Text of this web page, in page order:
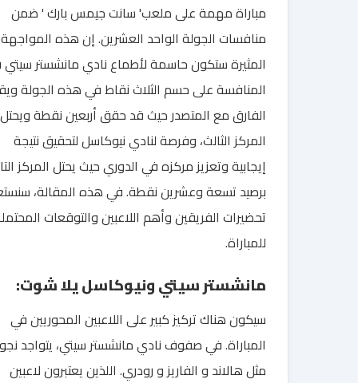
مباراة مهمة على ملعب' سانت جيمس بارك ' ضمن
منافسات الجولة الواحد العشرين. إن هذه المواجهة
المثيرة ستكون حاسمة لأطماع نادي مانشستر
المنافسة على حسم الثلاث نقاط في هذه الجولة
الفارق مع المتصدر حيث قد حقق أربعين نقطة ويحتل
المركز الثالث، وفرصة لنادي نيوكاسل لتحقيق نتيجة
إيجابية وتعزيز مركزه في الدوري حيث يحتل المركز
برصيد تسعة وعشرين نقطة. في هذه المقالة،
تحضيرات الفريقين وأهم اللاعبين والتوقعات
للمباراة.
مانشستر سيتي ونيوكاسل يلا شوت:
سيكون هناك تركيز كبير على اللاعبين المحوريين في
المباراة. في صفوف نادي مانشستر سيتي، يتواجد
مثل هالاند و الفاريز و رودري. اللذين يعتبرون لاعبين